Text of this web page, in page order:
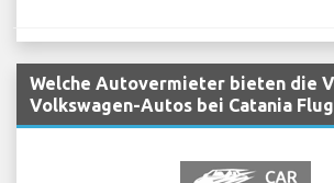
Welche Autovermieter bieten die
Volkswagen-Autos bei Catania